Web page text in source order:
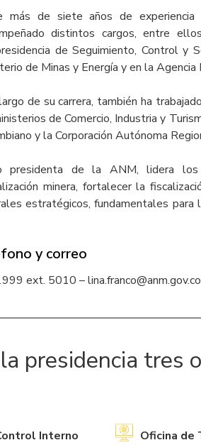
más de siete años de
distintos cargos, entre
de Seguimiento, Control y
de Minas y Energía y en la Agencia
de su carrera, también ha
de Comercio, Industria y
y la Corporación Autónoma
presidenta de la ANM, lidera los
minera, fortalecer la
estratégicos, fundamentales
y correo
ext. 5010 – lina.franco@anm.gov.co
presidencia tres
Interno Oficina de